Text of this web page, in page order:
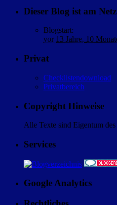
Dieser Blog ist am
Blogstart:
vor 13 Jahre, 10
Privat
Checklistendownload
Privatbereich
Copyright Hinweise
Alle Texte sind Eigentum
Services
Google Analytics